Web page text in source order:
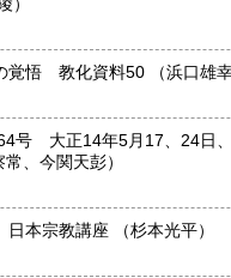
難局に処する国民の覚悟 教化資料
号 大正14年5月17、24日
山口察常、今関天彭）
日本同盟基督教会 日本宗教講座 （杉本光平）